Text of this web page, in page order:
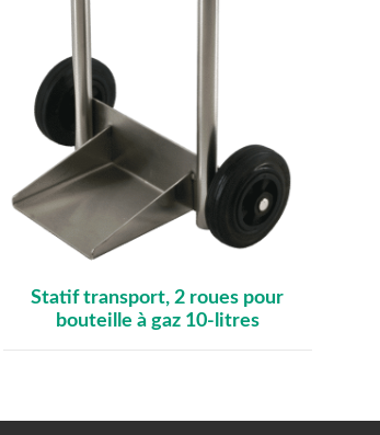
Statif transport, 2 roues pour
bouteille à gaz 10-litres